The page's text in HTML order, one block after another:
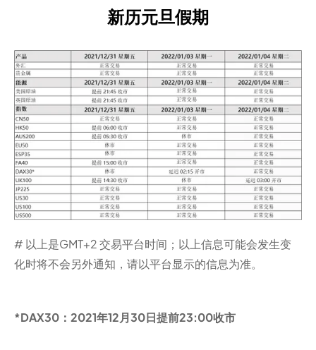
新历元旦假期
# 以上是GMT+2 交易平台时间；以上信息可能会发生变
化时将不会另外通知，请以平台显示的信息为准。
*DAX30：2021年12月30日提前23:00收市